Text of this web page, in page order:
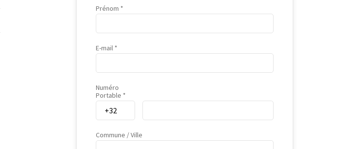
Prénom
E-mail
Numéro
Portable
Cell Phone
Commune / Ville